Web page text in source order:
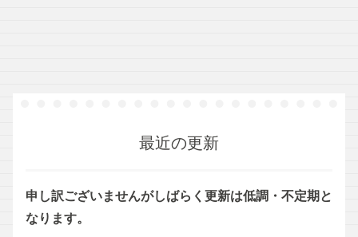
最近の更新
申し訳ございませんがしばらく更新は低調・不定期と
なります。